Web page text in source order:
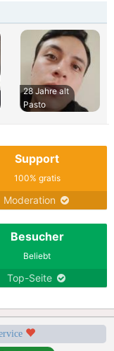
28 Jahre alt
Pasto
Support
100% gratis
Moderation
Besucher
Beliebt
Top-Seite